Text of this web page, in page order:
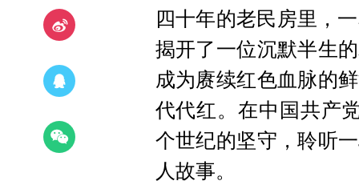
四十年的老民房里，
揭开了一位沉默半生
成为赓续红色血脉的
代代红。在中国共产
个世纪的坚守，聆听
人故事。